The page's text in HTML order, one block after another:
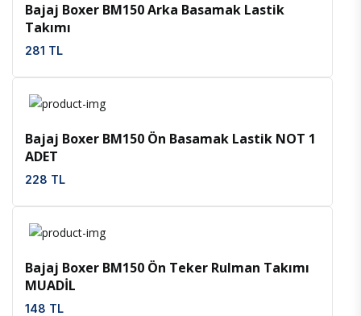
Bajaj Boxer BM150 Arka Basamak Lastik
Takımı
281 TL
Bajaj Boxer BM150 Ön Basamak Lastik NOT 1
ADET
228 TL
Bajaj Boxer BM150 Ön Teker Rulman Takımı
MUADİL
148 TL